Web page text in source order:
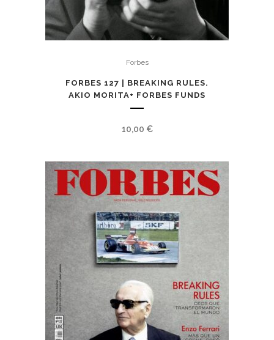
Forbes
FORBES 127 | BREAKING RULES.
AKIO MORITA+ FORBES FUNDS
10,00 €